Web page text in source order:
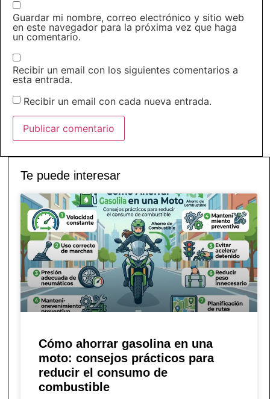
Guardar mi nombre, correo electrónico y sitio web
en este navegador para la próxima vez que haga
un comentario.
Recibir un email con los siguientes comentarios a
esta entrada.
Recibir un email con cada nueva entrada.
Te puede interesar
Cómo ahorrar gasolina en una
moto: consejos prácticos para
reducir el consumo de
combustible